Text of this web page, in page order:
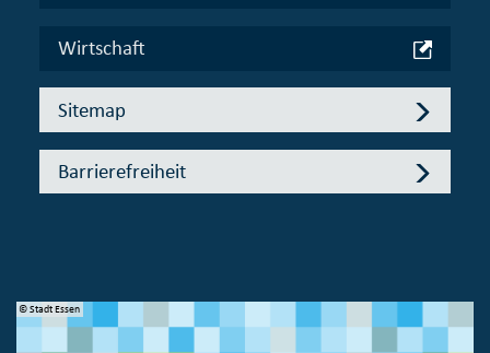
Wirtschaft
Sitemap
Barrierefreiheit
© Stadt Essen